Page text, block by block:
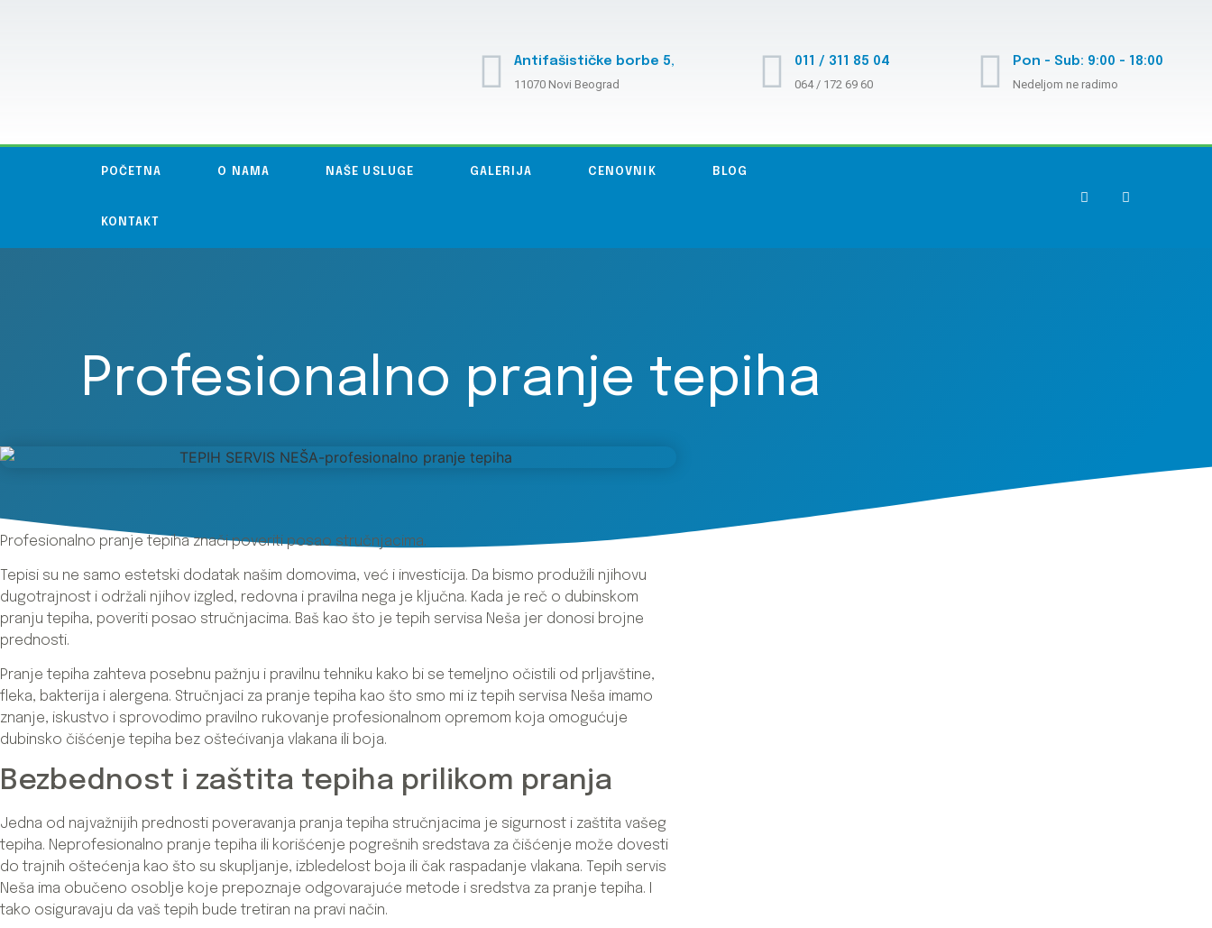
Antifašističke borbe 5,
11070 Novi Beograd
011 / 311 85 04
064 / 172 69 60
Pon - Sub: 9:00 - 18:00
Nedeljom ne radimo
POČETNA O NAMA NAŠE USLUGE GALERIJA CENOVNIK BLOG
KONTAKT
Profesionalno pranje tepiha
Profesionalno pranje tepiha znači poveriti posao stručnjacima.
Tepisi su ne samo estetski dodatak našim domovima, već i investicija. Da bismo produžili njihovu
dugotrajnost i održali njihov izgled, redovna i pravilna nega je ključna. Kada je reč o dubinskom
pranju tepiha, poveriti posao stručnjacima. Baš kao što je tepih servisa Neša jer donosi brojne
prednosti.
Pranje tepiha zahteva posebnu pažnju i pravilnu tehniku kako bi se temeljno očistili od prljavštine,
fleka, bakterija i alergena. Stručnjaci za pranje tepiha kao što smo mi iz tepih servisa Neša imamo
znanje, iskustvo i sprovodimo pravilno rukovanje profesionalnom opremom koja omogućuje
dubinsko čišćenje tepiha bez oštećivanja vlakana ili boja.
Bezbednost i zaštita tepiha prilikom pranja
Jedna od najvažnijih prednosti poveravanja pranja tepiha stručnjacima je sigurnost i zaštita vašeg
tepiha. Neprofesionalno pranje tepiha ili korišćenje pogrešnih sredstava za čišćenje može dovesti
do trajnih oštećenja kao što su skupljanje, izbledelost boja ili čak raspadanje vlakana. Tepih servis
Neša ima obučeno osoblje koje prepoznaje odgovarajuće metode i sredstva za pranje tepiha. I
tako osiguravaju da vaš tepih bude tretiran na pravi način.